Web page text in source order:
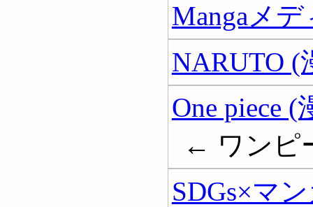
Mangaメ
NARUTO (
One piece (
← ワンピ
SDGs×マ